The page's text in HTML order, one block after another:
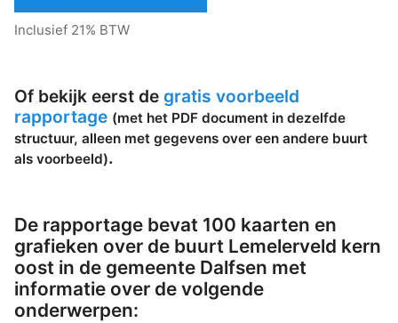
Inclusief 21% BTW
Of bekijk eerst de gratis voorbeeld
rapportage (met het PDF document in dezelfde
structuur, alleen met gegevens over een andere buurt
als voorbeeld).
De rapportage bevat 100 kaarten en
grafieken over de buurt Lemelerveld kern
oost in de gemeente Dalfsen met
informatie over de volgende
onderwerpen: